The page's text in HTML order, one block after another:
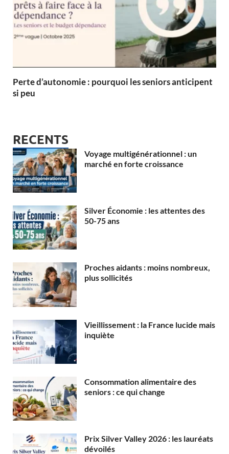
Perte d’autonomie : pourquoi les seniors anticipent
si peu
RECENTS
Voyage multigénérationnel : un
marché en forte croissance
Silver Économie : les attentes des
50-75 ans
Proches aidants : moins nombreux,
plus sollicités
Vieillissement : la France lucide mais
inquiète
Consommation alimentaire des
seniors : ce qui change
Prix Silver Valley 2026 : les lauréats
dévoilés